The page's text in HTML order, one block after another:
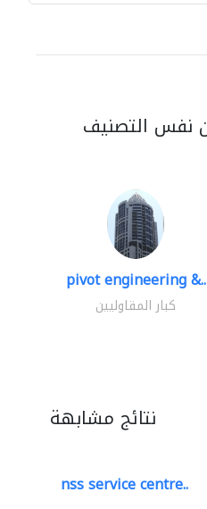
نفس التصنيف
pivot engineering &..
كبار المقاوليين
نتائج مشابهة
nss service centre..